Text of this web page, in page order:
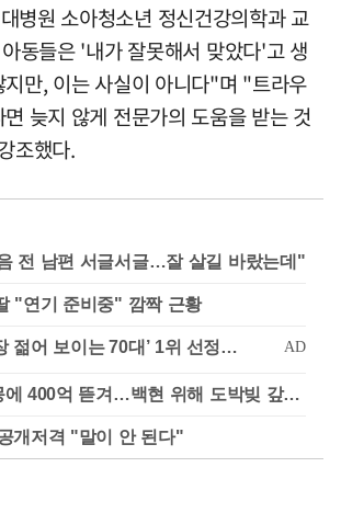
병원 소아청소년 정신건강의학과 교
동들은 '내가 잘못해서 맞았다'고 생
만, 이는 사실이 아니다"며 "트라우
늦지 않게 전문가의 도움을 받는 것
조했다.
전 남편 서글서글…잘 살길 바랐는데"
"연기 준비중" 깜짝 근황
차가원 "MC몽에 400억 뜯겨…백현 위해 도박빚 갚아줘"
개저격 "말이 안 된다"